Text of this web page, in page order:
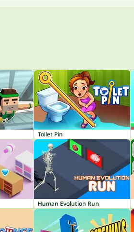
Toilet Pin
Human Evolution Run